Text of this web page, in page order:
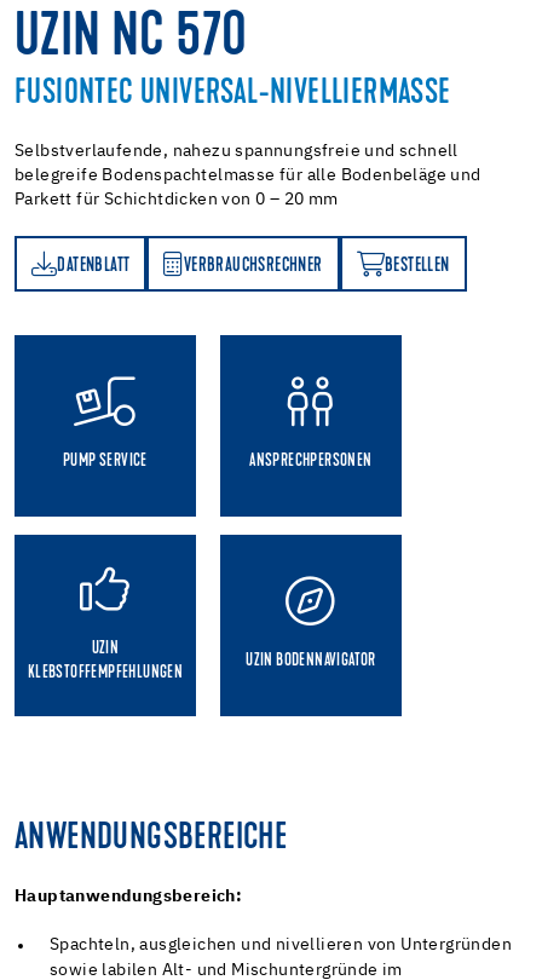
UZIN NC 570
FUSIONTEC UNIVERSAL-NIVELLIERMASSE
Selbstverlaufende, nahezu spannungsfreie und schnell
belegreife Bodenspachtelmasse für alle Bodenbeläge und
Parkett für Schichtdicken von 0 – 20 mm
DATENBLATT VERBRAUCHSRECHNER BESTELLEN
BESTELLEN
PUMP SERVICE ANSPRECHPERSONEN
UZIN
KLEBSTOFFEMPFEHLUNGEN
UZIN BODENNAVIGATOR
ANWENDUNGSBEREICHE
Hauptanwendungsbereich:
Spachteln, ausgleichen und nivellieren von Untergründen
sowie labilen Alt- und Mischuntergründe im